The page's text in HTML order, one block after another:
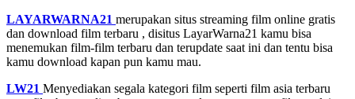
LAYARWARNA21 merupakan situs streaming film online gratis
dan download film terbaru , disitus LayarWarna21 kamu bisa
menemukan film-film terbaru dan terupdate saat ini dan tentu bisa
kamu download kapan pun kamu mau.
LW21 Menyediakan segala kategori film seperti film asia terbaru